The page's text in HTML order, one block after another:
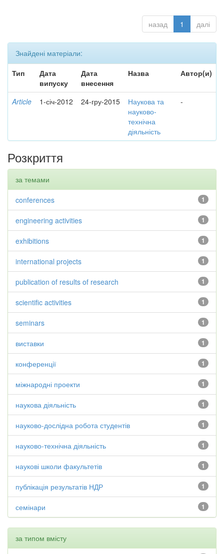
назад 1 далі
Знайдені матеріали:
Тип
Дата
випуску
Дата
внесення
Назва Автор(и)
Article 1-січ-2012 24-гру-2015
Наукова та
науково-
технічна
діяльність
-
Розкриття
за темами
1
conferences
1
engineering activities
1
exhibitions
1
international projects
1
publication of results of research
1
scientific activities
1
seminars
1
виставки
1
конференції
1
міжнародні проекти
1
наукова діяльність
1
науково-дослідна робота студентів
1
науково-технічна діяльність
1
наукові школи факультетів
1
публікація результатів НДР
1
семінари
за типом вмісту